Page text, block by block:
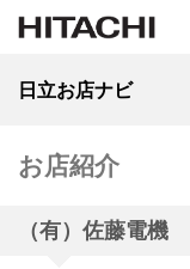
日立お店ナビ
お店紹介
（有）佐藤電機